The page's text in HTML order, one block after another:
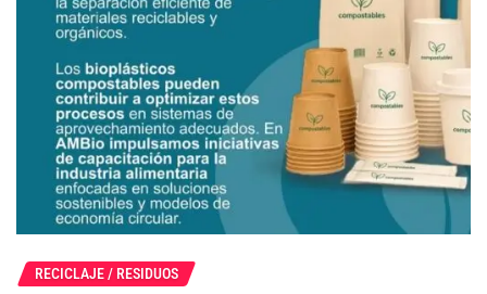
RECICLAJE / RESIDUOS